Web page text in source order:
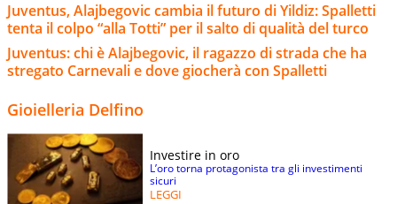
Juventus, Alajbegovic cambia il futuro di Yildiz: Spalletti
tenta il colpo “alla Totti” per il salto di qualità del turco
Juventus: chi è Alajbegovic, il ragazzo di strada che ha
stregato Carnevali e dove giocherà con Spalletti
Gioielleria Delfino
Investire in oro
L’oro torna protagonista tra gli investimenti
sicuri
LEGGI